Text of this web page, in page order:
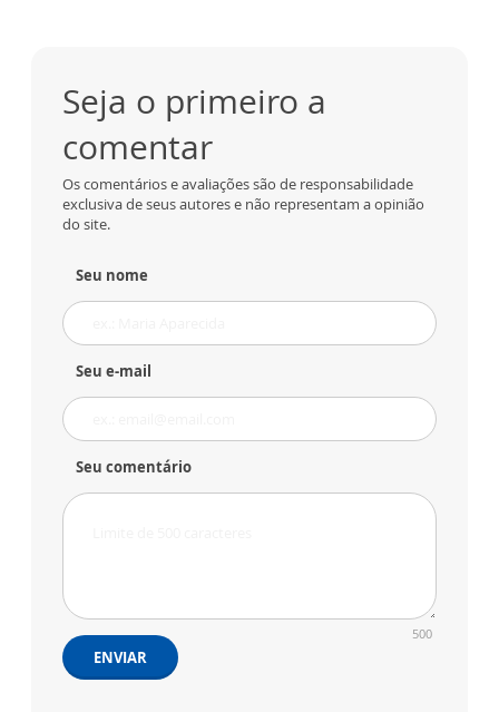
Seja o primeiro a
comentar
Os comentários e avaliações são de responsabilidade
exclusiva de seus autores e não representam a opinião
do site.
Seu nome
Seu e-mail
Seu comentário
500
ENVIAR